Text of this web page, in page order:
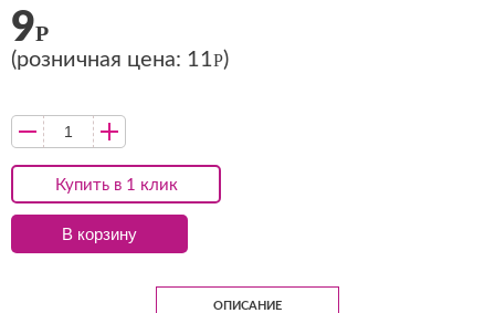
Купить в 1 клик
9Р
(розничная цена: 11Р)
В корзину
ОПИСАНИЕ